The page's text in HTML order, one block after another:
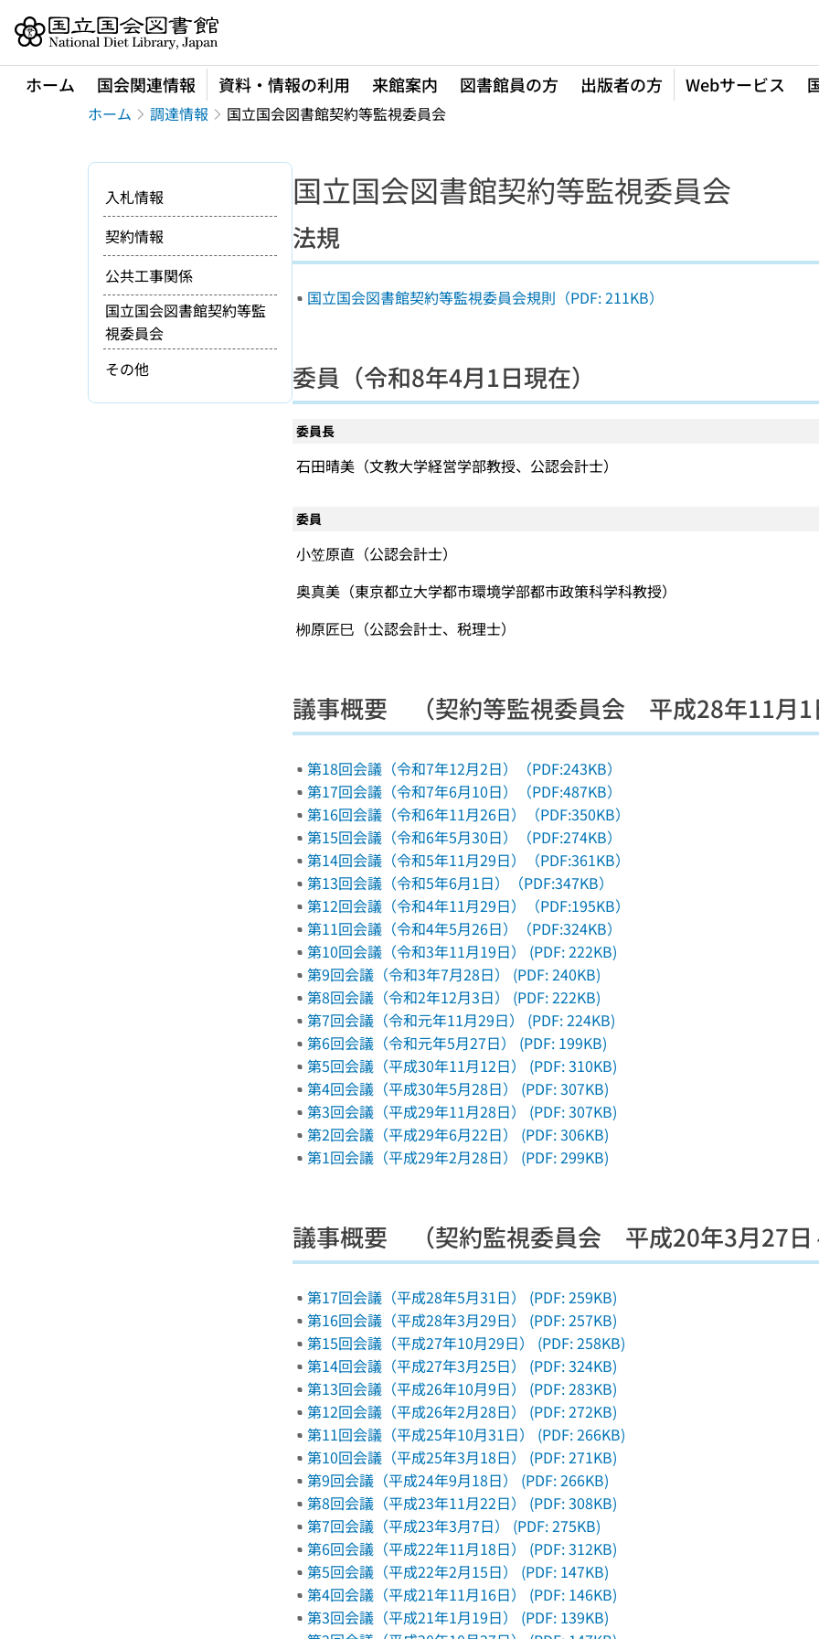
本文へ移動
ホーム 国会関連情報 資料・情報の利用 来館案内 図書館員の方 出版者の方 Webサービス
ホーム 調達情報 国立国会図書館契約等監視委員会
国立国会図書館契約等監視委員会
法規
国立国会図書館契約等監視委員会規則（PDF: 211KB）
委員（令和8年4月1日現在）
委員長
石田晴美（文教大学経営学部教授、公認会計士）
委員
小笠原直（公認会計士）
奥真美（東京都立大学都市環境学部都市政策科学科教授）
栁原匠巳（公認会計士、税理士）
議事概要 （契約等監視委員会 平成28年11月1
第18回会議（令和7年12月2日）（PDF:243KB）
第17回会議（令和7年6月10日）（PDF:487KB）
第16回会議（令和6年11月26日）（PDF:350KB）
第15回会議（令和6年5月30日）（PDF:274KB）
第14回会議（令和5年11月29日）（PDF:361KB）
第13回会議（令和5年6月1日）（PDF:347KB）
第12回会議（令和4年11月29日）（PDF:195KB）
第11回会議（令和4年5月26日）（PDF:324KB）
第10回会議（令和3年11月19日） (PDF: 222KB)
第9回会議（令和3年7月28日） (PDF: 240KB)
第8回会議（令和2年12月3日） (PDF: 222KB)
第7回会議（令和元年11月29日） (PDF: 224KB)
第6回会議（令和元年5月27日） (PDF: 199KB)
第5回会議（平成30年11月12日） (PDF: 310KB)
第4回会議（平成30年5月28日） (PDF: 307KB)
第3回会議（平成29年11月28日） (PDF: 307KB)
第2回会議（平成29年6月22日） (PDF: 306KB)
第1回会議（平成29年2月28日） (PDF: 299KB)
議事概要 （契約監視委員会 平成20年3月27日
第17回会議（平成28年5月31日） (PDF: 259KB)
第16回会議（平成28年3月29日） (PDF: 257KB)
第15回会議（平成27年10月29日） (PDF: 258KB)
第14回会議（平成27年3月25日） (PDF: 324KB)
第13回会議（平成26年10月9日） (PDF: 283KB)
第12回会議（平成26年2月28日） (PDF: 272KB)
第11回会議（平成25年10月31日） (PDF: 266KB)
第10回会議（平成25年3月18日） (PDF: 271KB)
第9回会議（平成24年9月18日） (PDF: 266KB)
第8回会議（平成23年11月22日） (PDF: 308KB)
第7回会議（平成23年3月7日） (PDF: 275KB)
第6回会議（平成22年11月18日） (PDF: 312KB)
第5回会議（平成22年2月15日） (PDF: 147KB)
第4回会議（平成21年11月16日） (PDF: 146KB)
第3回会議（平成21年1月19日） (PDF: 139KB)
入札情報
契約情報
公共工事関係
国立国会図書館契約等監
視委員会
その他